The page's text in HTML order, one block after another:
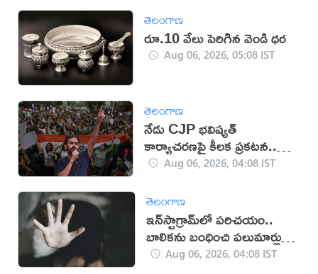
తెలంగాణ
రూ.10 వేలు పెరిగిన వెండి ధర
Aug 06, 2026, 05:08 IST
తెలంగాణ
నేడు CJP భవిష్యత్
కార్యాచరణపై కీలక ప్రకటన..
దేశవ్యాప్తంగా తీవ్ర ఉత్కంఠ
Aug 06, 2026, 04:08 IST
తెలంగాణ
ఇన్‌స్టాగ్రామ్‌లో పరిచయం..
బాలికను బంధించి పలుమార్లు
లైంగిక దాడి
Aug 06, 2026, 04:08 IST